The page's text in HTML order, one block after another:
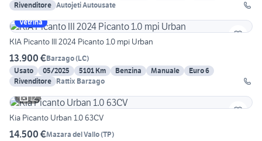
Rivenditore Autojeti Autousate
Vetrina
KIA Picanto III 2024 Picanto 1.0 mpi Urban
13.900 €Barzago(LC)
Usato
05/2025 5101 Km Benzina Manuale
Euro 6
Rivenditore Rattix Barzago
12
Kia Picanto Urban 1.0 63CV
14.500 €Mazara del Vallo(TP)